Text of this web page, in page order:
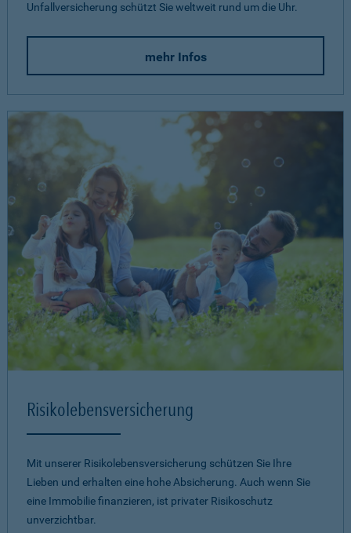
Unfallversicherung schützt Sie weltweit rund um die Uhr.
mehr Infos
Risikolebensversicherung
Mit unserer Risikolebensversicherung schützen Sie Ihre
Lieben und erhalten eine hohe Absicherung. Auch wenn Sie
eine Immobilie finanzieren, ist privater Risikoschutz
unverzichtbar.